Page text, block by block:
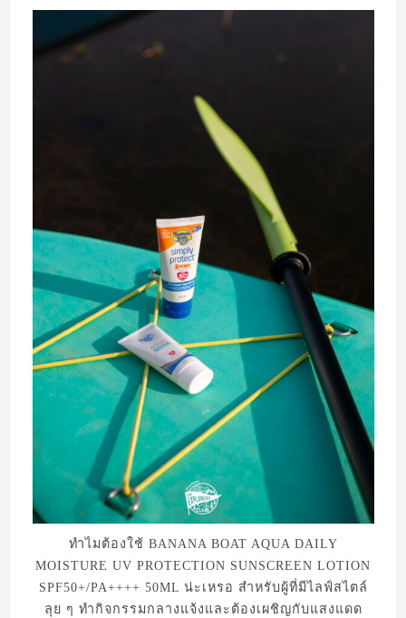
ทำไมต้องใช้ BANANA BOAT AQUA DAILY
MOISTURE UV PROTECTION SUNSCREEN LOTION
SPF50+/PA++++ 50ML น่ะเหรอ สำหรับผู้ที่มีไลฟ์สไตล์
ลุย ๆ ทำกิจกรรมกลางแจ้งและต้องเผชิญกับแสงแดด